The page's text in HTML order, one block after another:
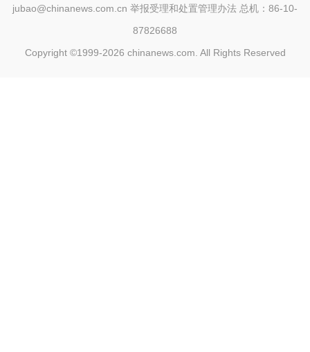
jubao@chinanews.com.cn 举报受理和处置管理办法 总机：86-10-
87826688
Copyright ©1999-2026 chinanews.com. All Rights Reserved